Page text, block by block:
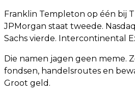
Franklin Templeton op één bij
JPMorgan staat tweede.
Sachs vierde. Intercontinental
Die namen jagen geen meme.
fondsen, handelsroutes en
Groot geld.